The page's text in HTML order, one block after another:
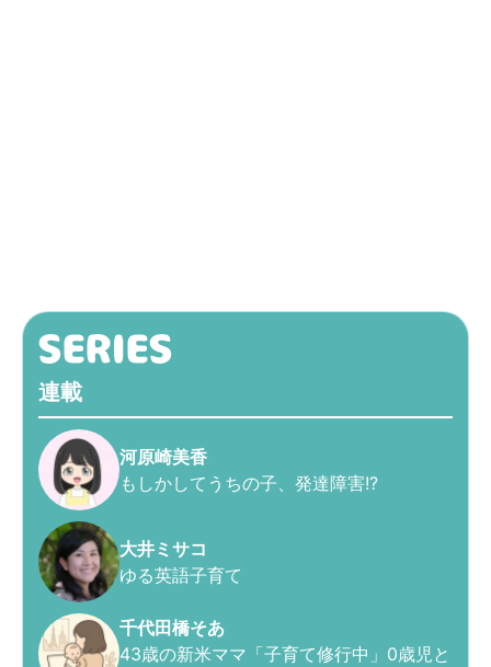
連載
河原崎美香
もしかしてうちの子、発達障害!?
大井ミサコ
ゆる英語子育て
千代田橋そあ
43歳の新米ママ「子育て修行中」0歳児と